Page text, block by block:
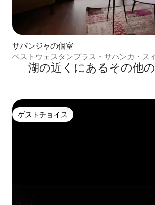
サパンジャの個室
ベストウェスタンプラス・サパンカ・ス
湖の近くにあるその他
ゲストチョイス
ゲストチョイス